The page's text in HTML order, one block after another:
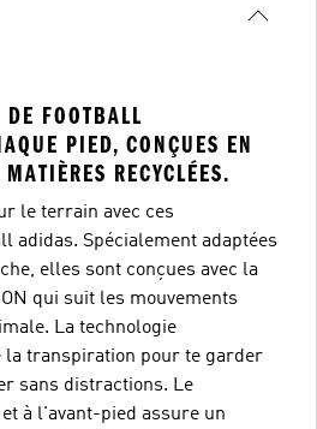
DE FOOTBALL
PIED, CONÇUES EN
RECYCLÉES.
le terrain avec ces
adidas. Spécialement adaptées
elles sont conçues avec la
qui suit les mouvements
La technologie
la transpiration pour te garder
sans distractions. Le
à l'avant-pied assure un